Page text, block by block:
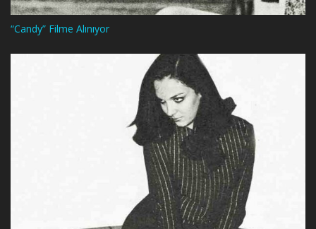
“Candy” Filme Alınıyor